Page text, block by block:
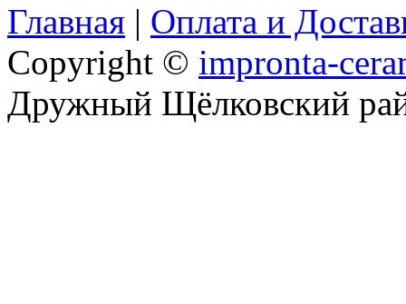
Главная | Оплата и
Copyright © impronta-
Дружный Щёлковский